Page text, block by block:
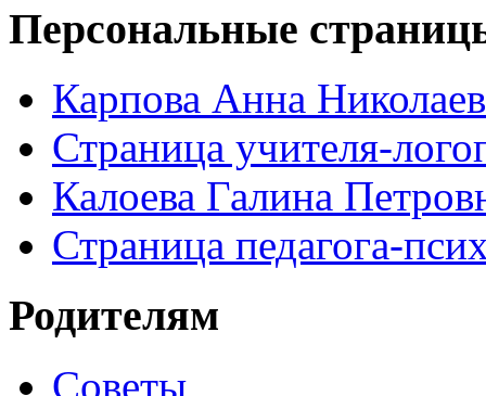
Персональные
Карпова Анна
Страница учителя-
Калоева Галина
Страница педагога-
Родителям
Советы